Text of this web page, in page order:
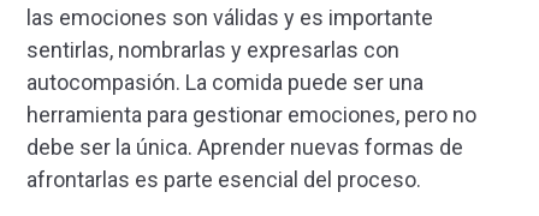
las emociones son válidas y es importante
sentirlas, nombrarlas y expresarlas con
autocompasión. La comida puede ser una
herramienta para gestionar emociones, pero no
debe ser la única. Aprender nuevas formas de
afrontarlas es parte esencial del proceso.